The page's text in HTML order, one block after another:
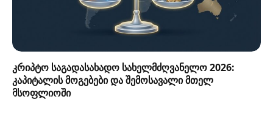
კრიპტო საგადასახადო სახელმძღვანელო 2026:
კაპიტალის მოგებები და შემოსავალი მთელ
მსოფლიოში